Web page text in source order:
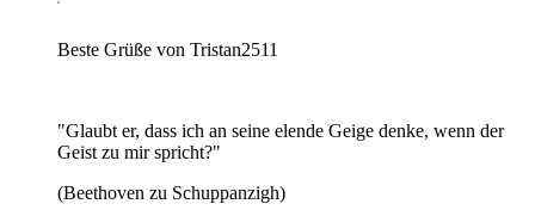
Beste Grüße von Tristan2511
"Glaubt er, dass ich an seine elende Geige denke, wenn der
Geist zu mir spricht?"
(Beethoven zu Schuppanzigh)